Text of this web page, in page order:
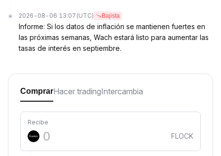
2026-08-06 13:07 (UTC) Bajista
Informe: Si los datos de inflación se mantienen fuertes en
las próximas semanas, Wach estará listo para aumentar las
tasas de interés en septiembre.
ComprarHacer tradingIntercambia
Recibe
FLOCK